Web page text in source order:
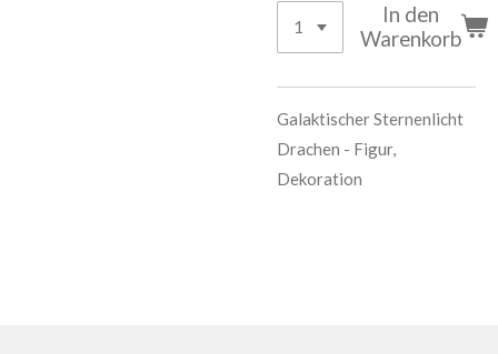
In den
Warenkorb
Galaktischer Sternenlicht
Drachen - Figur,
Dekoration